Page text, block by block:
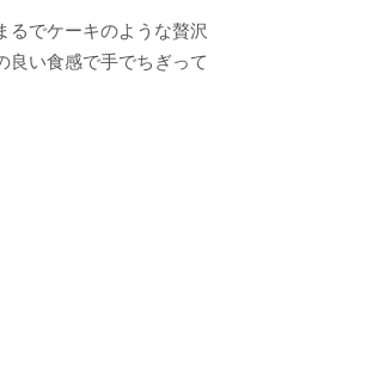
るでケーキのような贅沢
良い食感で手でちぎって